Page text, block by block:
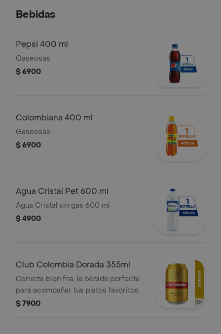
Bebidas
Pepsi 400 ml
Gaseosas
$ 6900
Colombiana 400 ml
Gaseosas
$ 6900
Agua Cristal Pet 600 ml
Agua Cristal sin gas 600 ml
$ 4900
Club Colombia Dorada 355ml
Cerveza bien fría, la bebida perfecta
para acompañar tus platos favoritos.
$ 7900